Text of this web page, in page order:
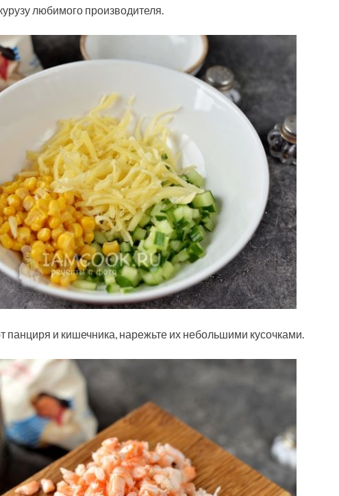
любимого производителя.
панциря и кишечника, нарежьте их небольшими кусочками.